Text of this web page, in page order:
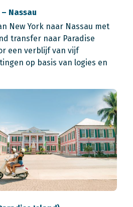
Nassau
New York naar Nassau met
transfer naar Paradise
een verblijf van vijf
op basis van logies en